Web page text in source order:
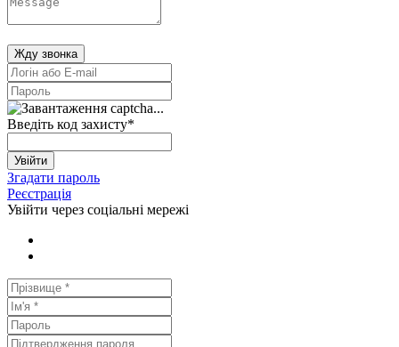
Жду звонка
Введіть код захисту*
Увійти
Згадати пароль
Реєстрація
Увійти через соціальні мережі